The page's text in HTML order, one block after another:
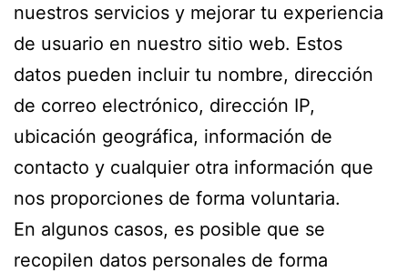
nuestros servicios y mejorar tu experiencia
de usuario en nuestro sitio web. Estos
datos pueden incluir tu nombre, dirección
de correo electrónico, dirección IP,
ubicación geográfica, información de
contacto y cualquier otra información que
nos proporciones de forma voluntaria.
En algunos casos, es posible que se
recopilen datos personales de forma